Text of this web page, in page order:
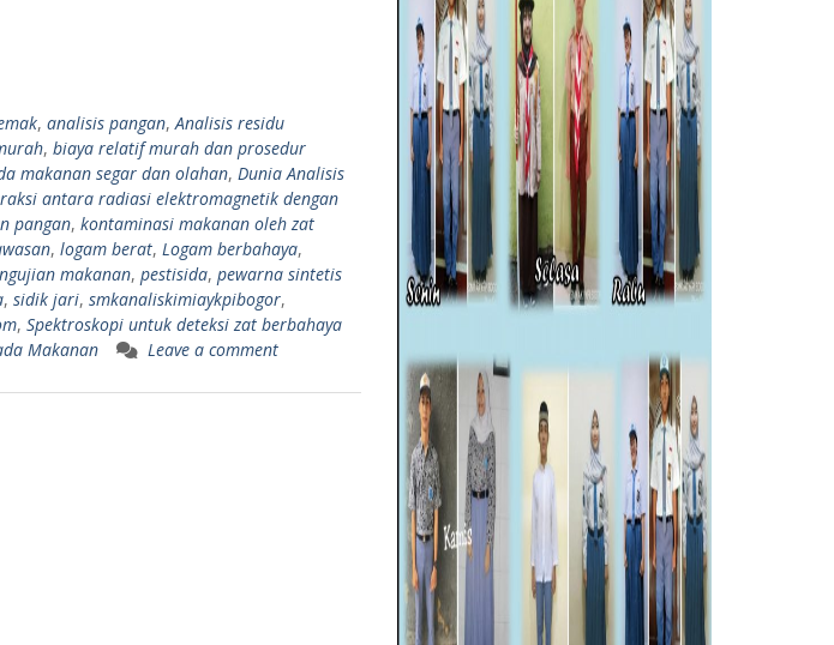
, analisis pangan, Analisis residu
, biaya relatif murah dan prosedur
makanan segar dan olahan, Dunia Analisis
antara radiasi elektromagnetik dengan
pangan, kontaminasi makanan oleh zat
, logam berat, Logam berbahaya,
makanan, pestisida, pewarna sintetis
, sidik jari, smkanaliskimiaykpibogor,
, Spektroskopi untuk deteksi zat berbahaya
Makanan Leave a comment